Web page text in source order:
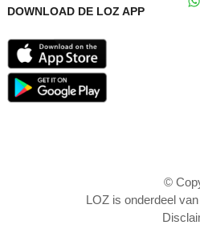
DOWNLOAD DE LOZ APP
©
LOZ is onderdeel